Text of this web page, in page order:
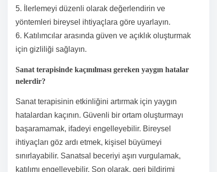
5. İlerlemeyi düzenli olarak değerlendirin ve
yöntemleri bireysel ihtiyaçlara göre uyarlayın.
6. Katılımcılar arasında güven ve açıklık oluşturmak
için gizliliği sağlayın.
Sanat terapisinde kaçınılması gereken yaygın hatalar
nelerdir?
Sanat terapisinin etkinliğini artırmak için yaygın
hatalardan kaçının. Güvenli bir ortam oluşturmayı
başaramamak, ifadeyi engelleyebilir. Bireysel
ihtiyaçları göz ardı etmek, kişisel büyümeyi
sınırlayabilir. Sanatsal beceriyi aşırı vurgulamak,
katılımı engelleyebilir. Son olarak, geri bildirimi